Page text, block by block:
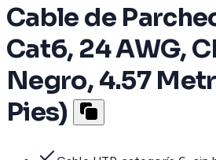
Cable de
Cat6, 24 AWG,
Negro, 4.57
Pies)